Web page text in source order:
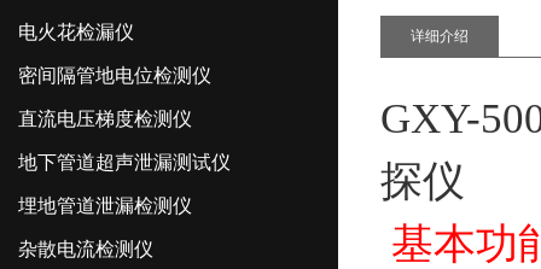
电火花检漏仪
密间隔管地电位检测仪
直流电压梯度检测仪
地下管道超声泄漏测试仪
埋地管道泄漏检测仪
杂散电流检测仪
详细介绍
GXY-
探仪
基本功